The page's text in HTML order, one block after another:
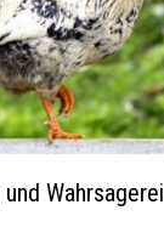
Wahrsagerei